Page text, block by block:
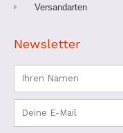
Versandarten
Newsletter
Name
Email